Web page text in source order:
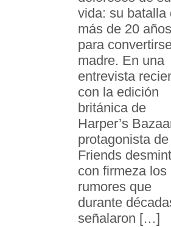
vida: su batalla
más de 20 años
para
madre. En una
entrevista
con la edición
británica de
Harper’s
protagonista de
Friends
con firmeza los
rumores que
durante
señalaron […]